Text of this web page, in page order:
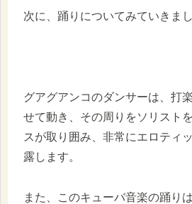
次に、踊りについてみていきまし
グアグアンコのダンサーは、打
せて動き、その周りをソリスト
スが取り囲み、非常にエロティ
露します。
また、このキューバ音楽の踊りは